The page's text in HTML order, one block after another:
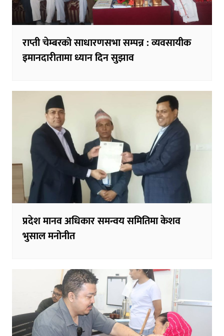
राप्ती चेम्बरको साधारणसभा सम्पन्न : व्यवसायीक
इमानदारीतामा ध्यान दिन सुझाव
प्रदेश मानव अधिकार समन्वय समितिमा केशव
भुसाल मनोनीत